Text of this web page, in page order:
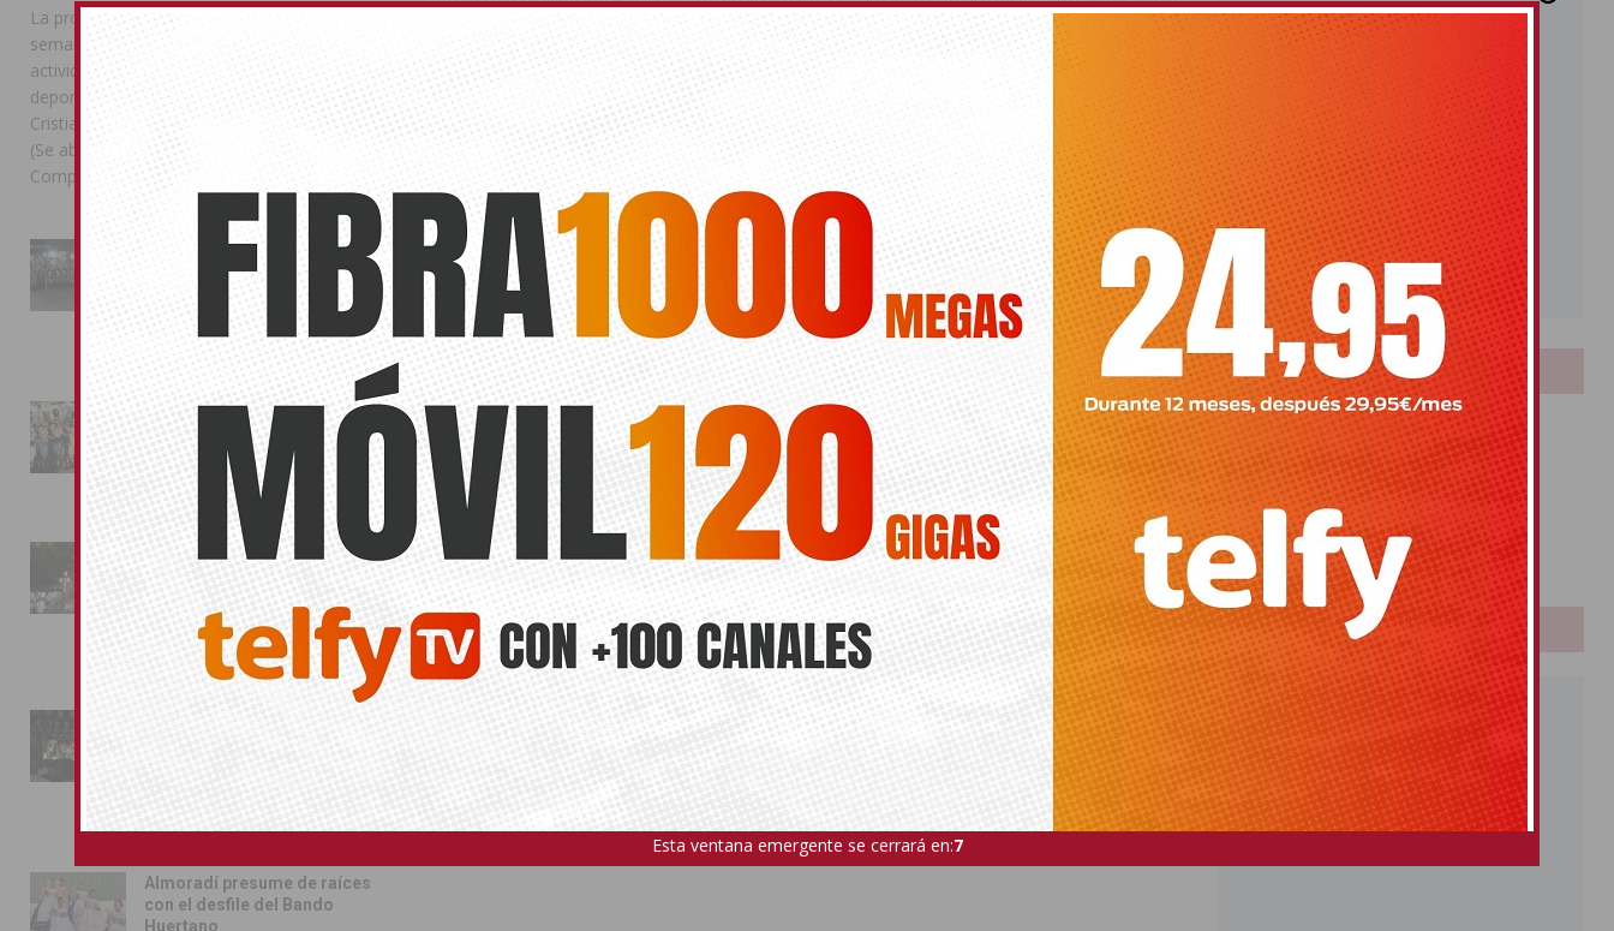
inmediata del edil de todos sus cargos en el Ayuntamiento de Torrevieja, la devolución de las
cantidades abonadas por su dedicación exclusiva durante el mandato 2007/2011, así como que
se revise con urgencia la actual situación del edil por su posible incompatibilidad con el cargo de
diputado provincial que actualmente desempeña en la Diputación de Alicante. Por último los
ediles solicitan que el alcalde de Torrevieja asuma las responsabilidades políticas por consentir
“tamaña ilegalidad”.
Compártelo:
También puede interesar
No related posts.
JOAQUIN ALBALADEJO LOS VERDES COMPATIBILIDAD TORREVIEJA
ANTERIOR
Desaparecen dos menores en Cox
SIGUIENTE
El niño con diabetes de San Miguel de Salinas
carece aún de protocolo de asistencia sanitaria
escolar
La programación reunió durante más de una
semana actos institucionales, conciertos,
actividades familiares, competiciones
deportivas y las celebraciones de Moros y
Cristianos Compártelo: Comparte en Facebook
(Se abre en una ventana nueva) Facebook
Compartir en
La Entrada Cristiana llena de
esplendor las calles de
Almoradí en una multitudinaria
jornada festera
02/08/2026
La magia de la Entrada Mora
conquista las calles de
Almoradí
01/08/2026
La fiesta se adueña de
Almoradí con la presentación
de los cargos festeros y la
toma del castillo
31/07/2026
Pilar de la Horadada
conmemora con emoción el
40º aniversario de su
independencia como municipio
31/07/2026
Almoradí presume de raíces
con el desfile del Bando
Huertano
LOTERIAS
Bonoloto
Primitiva
El Gordo
Euromillones
Loteria
Once
PUBLICIDAD
Esta ventana emergente se cerrará en:5